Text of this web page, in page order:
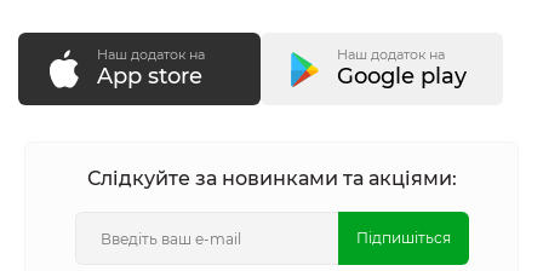
Наш додаток на
App store
Наш додаток на
Google play
Слідкуйте за новинками та акціями:
Підпишіться